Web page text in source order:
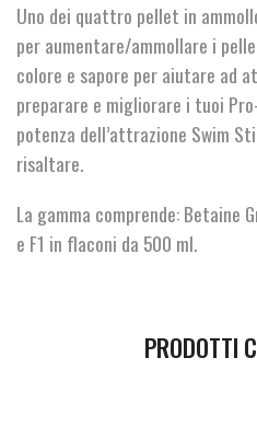
Uno dei quattro pellet in
per aumentare/ammollare i
colore e sapore per aiutare ad
preparare e migliorare i tuoi
potenza dell’attrazione Swim
risaltare.
La gamma comprende: Betaine
e F1 in flaconi da 500 ml.
PRODOTTI